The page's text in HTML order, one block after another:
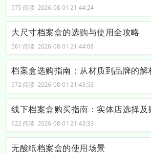
575 阅读 2026-08-01 21:44:24
大尺寸档案盒的选购与使用全攻略
561 阅读 2026-08-01 21:44:08
档案盒选购指南：从材质到品牌的解
572 阅读 2026-08-01 21:43:53
线下档案盒购买指南：实体店选择及
622 阅读 2026-08-01 21:43:33
无酸纸档案盒的使用场景